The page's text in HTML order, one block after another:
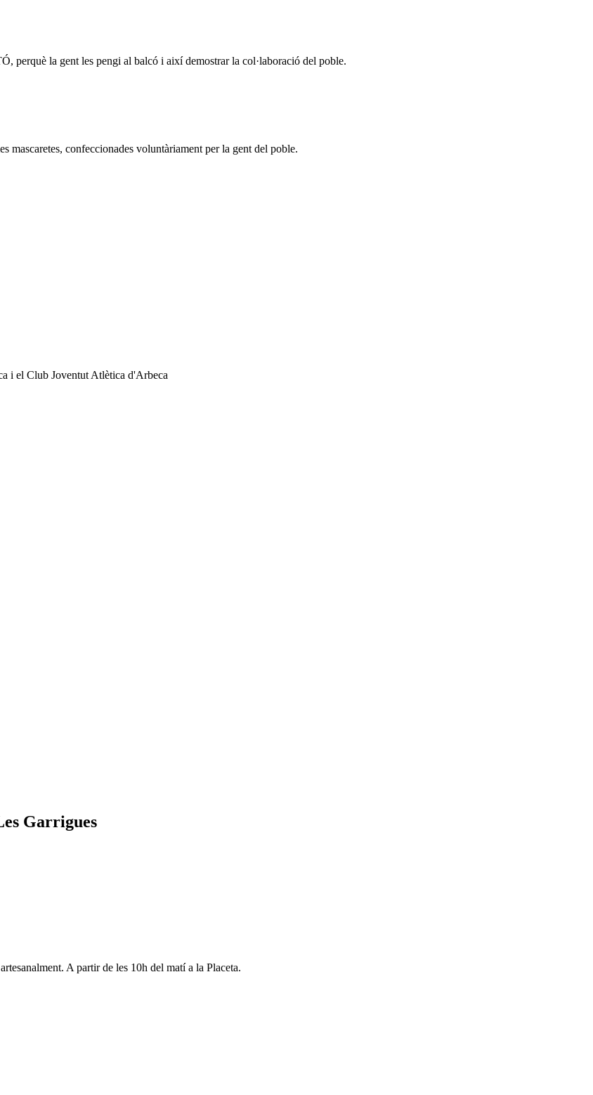
perquè la gent les pengi al balcó i així demostrar la col·laboració del poble.
mascaretes, confeccionades voluntàriament per la gent del poble.
i el Club Joventut Atlètica d'Arbeca
Garrigues
A partir de les 10h del matí a la Placeta.